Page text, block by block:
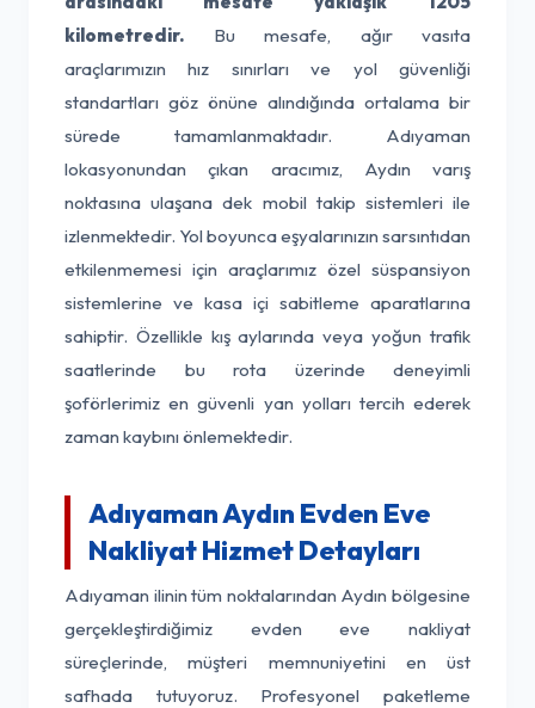
kilometredir. Bu mesafe, ağır vasıta
araçlarımızın hız sınırları ve yol güvenliği
standartları göz önüne alındığında ortalama bir
sürede tamamlanmaktadır. Adıyaman
lokasyonundan çıkan aracımız, Aydın varış
noktasına ulaşana dek mobil takip sistemleri ile
izlenmektedir. Yol boyunca eşyalarınızın sarsıntıdan
etkilenmemesi için araçlarımız özel süspansiyon
sistemlerine ve kasa içi sabitleme aparatlarına
sahiptir. Özellikle kış aylarında veya yoğun trafik
saatlerinde bu rota üzerinde deneyimli
şoförlerimiz en güvenli yan yolları tercih ederek
zaman kaybını önlemektedir.
Adıyaman Aydın Evden Eve
Nakliyat Hizmet Detayları
Adıyaman ilinin tüm noktalarından Aydın bölgesine
gerçekleştirdiğimiz evden eve nakliyat
süreçlerinde, müşteri memnuniyetini en üst
safhada tutuyoruz. Profesyonel paketleme